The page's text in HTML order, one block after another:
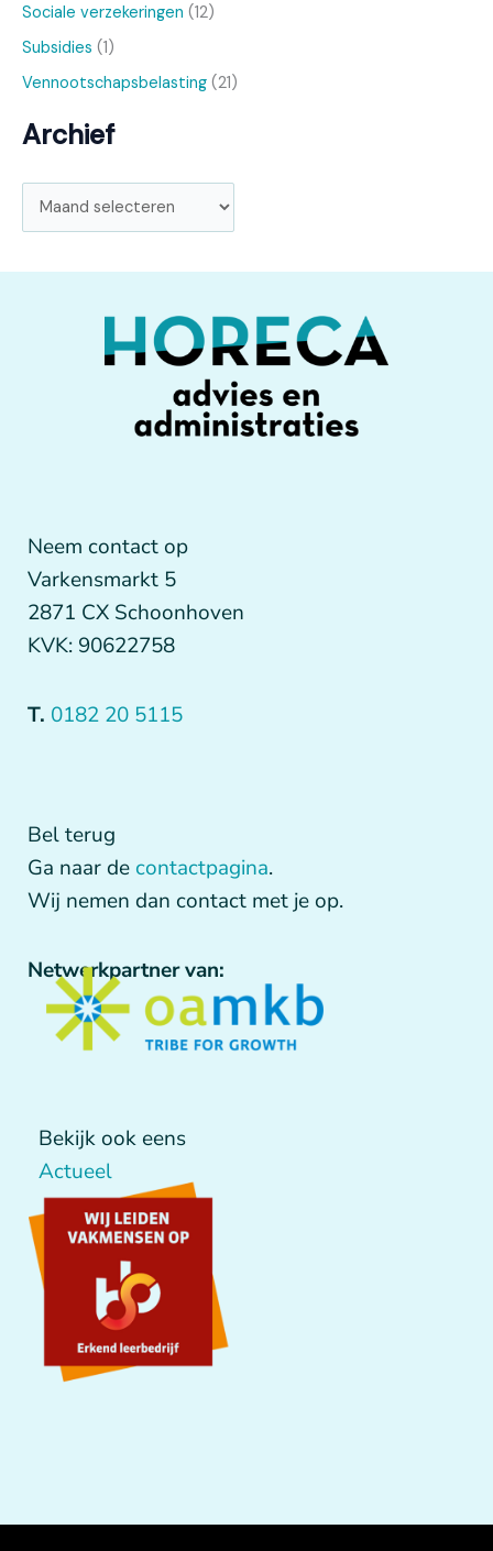
Sociale verzekeringen (12)
Subsidies (1)
Vennootschapsbelasting (21)
Archief
Neem contact op
Varkensmarkt 5
2871 CX Schoonhoven
KVK: 90622758
T. 0182 20 5115
Bel terug
Ga naar de contactpagina.
Wij nemen dan contact met je op.
Netwerkpartner van:
Bekijk ook eens
Actueel